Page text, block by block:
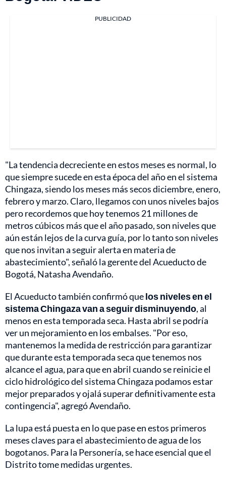
PUBLICIDAD
"La tendencia decreciente en estos meses es normal, lo
que siempre sucede en esta época del año en el sistema
Chingaza, siendo los meses más secos diciembre, enero,
febrero y marzo. Claro, llegamos con unos niveles bajos
pero recordemos que hoy tenemos 21 millones de
metros cúbicos más que el año pasado, son niveles que
aún están lejos de la curva guía, por lo tanto son niveles
que nos invitan a seguir alerta en materia de
abastecimiento", señaló la gerente del Acueducto de
Bogotá, Natasha Avendaño.
El Acueducto también confirmó quelos niveles en el
sistema Chingaza van a seguir disminuyendo, al
menos en esta temporada seca. Hasta abril se podría
ver un mejoramiento en los embalses. "Por eso,
mantenemos la medida de restricción para garantizar
que durante esta temporada seca que tenemos nos
alcance el agua, para que en abril cuando se reinicie el
ciclo hidrológico del sistema Chingaza podamos estar
mejor preparados y ojalá superar definitivamente esta
contingencia", agregó Avendaño.
La lupa está puesta en lo que pase en estos primeros
meses claves para el abastecimiento de agua de los
bogotanos. Para la Personería, se hace esencial que el
Distrito tome medidas urgentes.